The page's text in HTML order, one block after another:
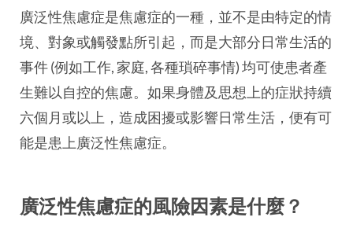
廣泛性焦慮症是焦慮症的一種，並不是由特定的情
境、對象或觸發點所引起，而是大部分日常生活的
事件 (例如工作, 家庭, 各種瑣碎事情) 均可使患者產
生難以自控的焦慮。如果身體及思想上的症狀持續
六個月或以上，造成困擾或影響日常生活，便有可
能是患上廣泛性焦慮症。
廣泛性焦慮症的風險因素是什麼？